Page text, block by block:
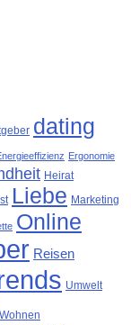
dating
Ergonomie
Heirat
Liebe Marketing
Online
Reisen
Umwelt
Wohnen